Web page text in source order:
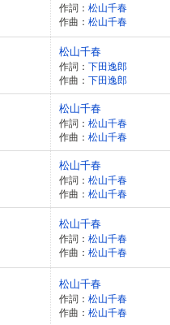
作詞： 松山千春
作曲： 松山千春
松山千春
作詞： 下田逸郎
作曲： 下田逸郎
松山千春
作詞： 松山千春
作曲： 松山千春
松山千春
作詞： 松山千春
作曲： 松山千春
松山千春
作詞： 松山千春
作曲： 松山千春
松山千春
作詞： 松山千春
作曲： 松山千春